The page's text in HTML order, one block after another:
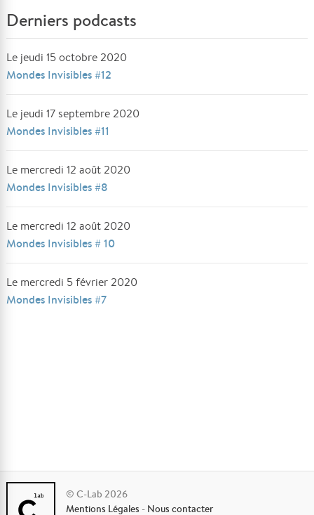
Derniers podcasts
Le jeudi 15 octobre 2020
Mondes Invisibles #12
Le jeudi 17 septembre 2020
Mondes Invisibles #11
Le mercredi 12 août 2020
Mondes Invisibles #8
Le mercredi 12 août 2020
Mondes Invisibles # 10
Le mercredi 5 février 2020
Mondes Invisibles #7
© C-Lab 2026
Mentions Légales - Nous contacter